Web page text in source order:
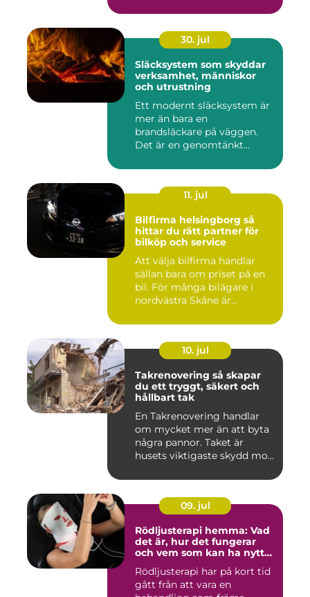
30. jul
Släcksystem som skyddar
verksamhet, människor
och utrustning
Ett modernt släcksystem är
mer än bara en
brandsläckare på väggen.
Det är en genomtänkt
11. jul
Bilfirma helsingborg så
hittar du rätt partner för
bilköp och service
Att välja bilfirma handlar
sällan bara om priset på en
bil. För många bilägare i
nordvästra Skåne är...
10. jul
Takrenovering så skapar
du ett tryggt, säkert och
hållbart tak
En Takrenovering handlar
om mycket mer än att byta
några pannor. Taket är
husets viktigaste skydd mo...
09. jul
Rödljusterapi hemma: Vad
det är, hur det fungerar
och vem som kan ha nytta
Rödljusterapi har på kort tid
gått från att vara en